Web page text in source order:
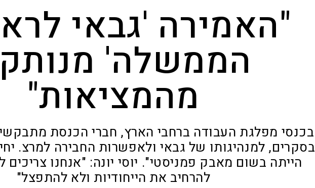
"האמירה 'גבאי
הממשלה'
מהמציאות"
בכנסי מפלגת העבודה ברחבי הארץ, חברי הכנסת
בסקרים, למנהיגותו של גבאי ולאפשרות החבירה למרצ.
הייתה בשום מאבק פמניסטי". יוסי יונה: "אנחנו צריכים
להרחיב את הייחודיות ולא להתפצל"